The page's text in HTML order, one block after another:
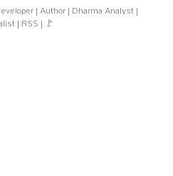
| Author | Dharma Analyst |
| RSS | 🚩